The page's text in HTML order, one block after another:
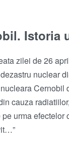
Istoria
zilei de 26
nuclear
Cernobil
cauza
pe urma